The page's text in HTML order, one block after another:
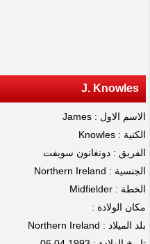
J. Knowles
الاسم الاول : James
الكنية : Knowles
الفريق : دونغانون سويفت
الجنسية : Northern Ireland
الخطة : Midfielder
مكان الولادة :
بلد الميلاد : Northern Ireland